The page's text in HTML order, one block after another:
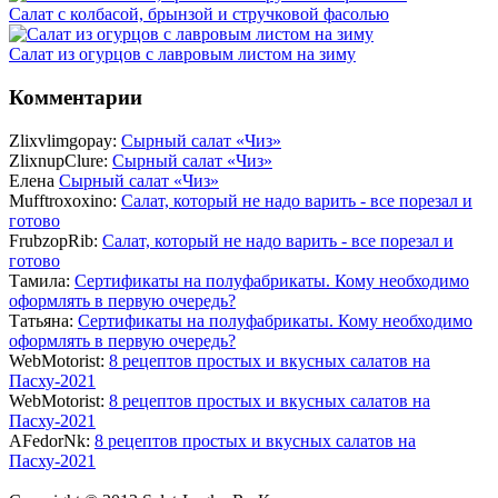
Салат с колбасой, брынзой и стручковой фасолью
Салат из огурцов с лавровым листом на зиму
Комментарии
Zlixvlimgopay: Сырный салат «Чиз»
ZlixnupClure: Сырный салат «Чиз»
Елена Сырный салат «Чиз»
Mufftroxoxino: Салат, который не надо варить - все порезал и
готово
FrubzopRib: Салат, который не надо варить - все порезал и
готово
Тамила: Сертификаты на полуфабрикаты. Кому необходимо
оформлять в первую очередь?
Татьяна: Сертификаты на полуфабрикаты. Кому необходимо
оформлять в первую очередь?
WebMotorist: 8 рецептов простых и вкусных салатов на
Пасху-2021
WebMotorist: 8 рецептов простых и вкусных салатов на
Пасху-2021
AFedorNk: 8 рецептов простых и вкусных салатов на
Пасху-2021